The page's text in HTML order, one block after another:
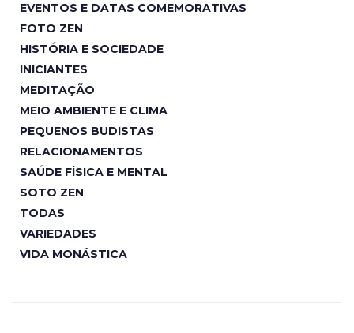
EVENTOS E DATAS COMEMORATIVAS
FOTO ZEN
HISTÓRIA E SOCIEDADE
INICIANTES
MEDITAÇÃO
MEIO AMBIENTE E CLIMA
PEQUENOS BUDISTAS
RELACIONAMENTOS
SAÚDE FÍSICA E MENTAL
SOTO ZEN
TODAS
VARIEDADES
VIDA MONÁSTICA